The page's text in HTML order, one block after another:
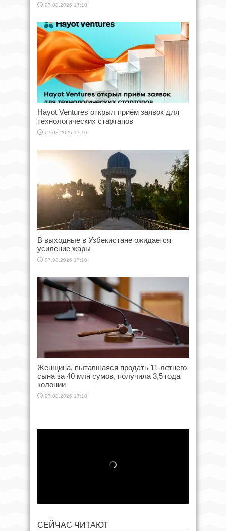
07.08.2026 17:10
Hayot Ventures открыл приём заявок для
технологических стартапов
07.08.2026 17:10
В выходные в Узбекистане ожидается
усиление жары
07.08.2026 17:10
Женщина, пытавшаяся продать 11-летнего
сына за 40 млн сумов, получила 3,5 года
колонии
07.08.2026 17:10
СЕЙЧАС ЧИТАЮТ